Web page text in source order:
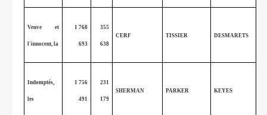
Veuve et
l'innocent, la
1 768
693
355
638
CERF TISSIER DESMARETS
Indomptés,
les
1 756
491
231
179
SHERMAN PARKER KEYES